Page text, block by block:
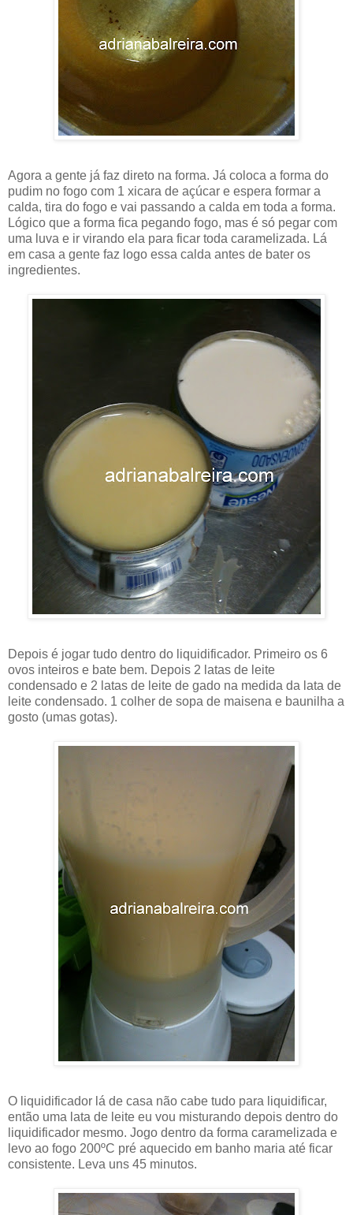
Agora a gente já faz direto na forma. Já coloca a forma do
pudim no fogo com 1 xicara de açúcar e espera formar a
calda, tira do fogo e vai passando a calda em toda a forma.
Lógico que a forma fica pegando fogo, mas é só pegar com
uma luva e ir virando ela para ficar toda caramelizada. Lá
em casa a gente faz logo essa calda antes de bater os
ingredientes.
Depois é jogar tudo dentro do liquidificador. Primeiro os 6
ovos inteiros e bate bem. Depois 2 latas de leite
condensado e 2 latas de leite de gado na medida da lata de
leite condensado. 1 colher de sopa de maisena e baunilha a
gosto (umas gotas).
O liquidificador lá de casa não cabe tudo para liquidificar,
então uma lata de leite eu vou misturando depois dentro do
liquidificador mesmo. Jogo dentro da forma caramelizada e
levo ao fogo 200ºC pré aquecido em banho maria até ficar
consistente. Leva uns 45 minutos.